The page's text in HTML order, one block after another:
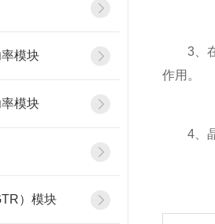
率模块
模块
）模块
3、在
作用。
4、晶